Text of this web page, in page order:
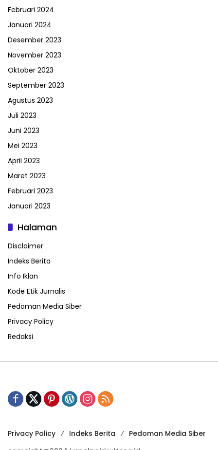
Februari 2024
Januari 2024
Desember 2023
November 2023
Oktober 2023
September 2023
Agustus 2023
Juli 2023
Juni 2023
Mei 2023
April 2023
Maret 2023
Februari 2023
Januari 2023
Halaman
Disclaimer
Indeks Berita
Info Iklan
Kode Etik Jurnalis
Pedoman Media Siber
Privacy Policy
Redaksi
Privacy Policy Indeks Berita
Pedoman Media Siber